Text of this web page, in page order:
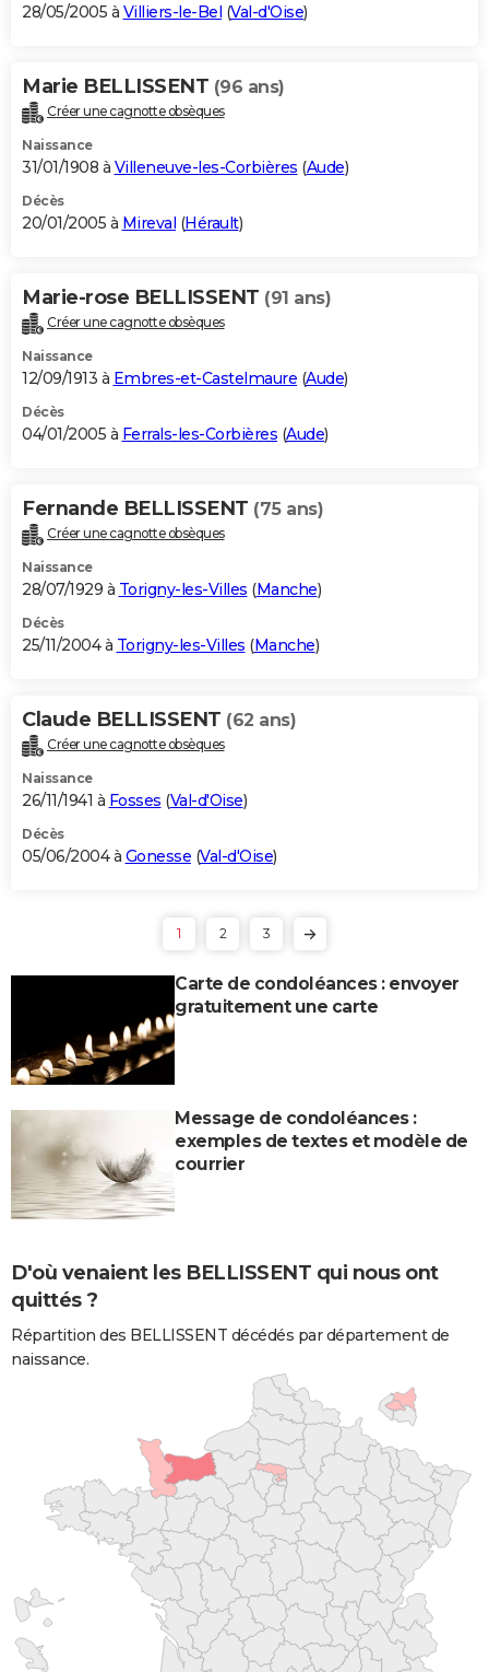
28/05/2005 à Villiers-le-Bel (Val-d'Oise)
Marie BELLISSENT (96 ans)
Créer une cagnotte obsèques
Naissance
31/01/1908 à Villeneuve-les-Corbières (Aude)
Décès
20/01/2005 à Mireval (Hérault)
Marie-rose BELLISSENT (91 ans)
Créer une cagnotte obsèques
Naissance
12/09/1913 à Embres-et-Castelmaure (Aude)
Décès
04/01/2005 à Ferrals-les-Corbières (Aude)
Fernande BELLISSENT (75 ans)
Créer une cagnotte obsèques
Naissance
28/07/1929 à Torigny-les-Villes (Manche)
Décès
25/11/2004 à Torigny-les-Villes (Manche)
Claude BELLISSENT (62 ans)
Créer une cagnotte obsèques
Naissance
26/11/1941 à Fosses (Val-d'Oise)
Décès
05/06/2004 à Gonesse (Val-d'Oise)
1 2 3
Carte de condoléances : envoyer
gratuitement une carte
Message de condoléances :
exemples de textes et modèle de
courrier
D'où venaient les BELLISSENT qui nous ont
quittés ?
Répartition des BELLISSENT décédés par département de
naissance.